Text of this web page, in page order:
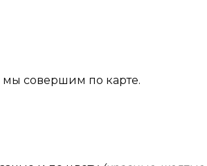
мы совершим по карте.